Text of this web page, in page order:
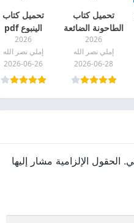
تحميل كتاب
الطاحونة الضائعة
pdf
2026
إملي نصر الله
2026-06-28
تحميل كتاب
الينبوع pdf
2026
إملي نصر الله
2026-06-26
الحقول الإلزامية مشار إليها